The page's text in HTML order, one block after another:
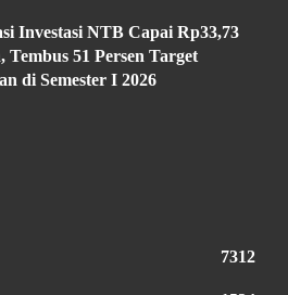
Investasi NTB Capai Rp33,73
Tembus 51 Persen Target
di Semester I 2026
7312